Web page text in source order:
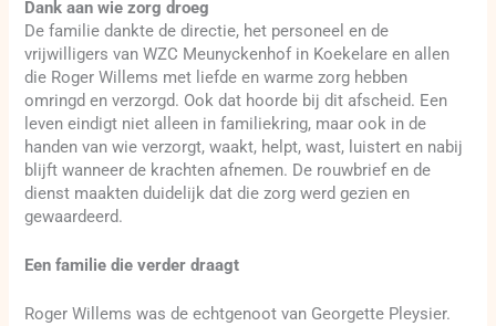
Dank aan wie zorg droeg
De familie dankte de directie, het personeel en de
vrijwilligers van WZC Meunyckenhof in Koekelare en allen
die Roger Willems met liefde en warme zorg hebben
omringd en verzorgd. Ook dat hoorde bij dit afscheid. Een
leven eindigt niet alleen in familiekring, maar ook in de
handen van wie verzorgt, waakt, helpt, wast, luistert en nabij
blijft wanneer de krachten afnemen. De rouwbrief en de
dienst maakten duidelijk dat die zorg werd gezien en
gewaardeerd.
Een familie die verder draagt
Roger Willems was de echtgenoot van Georgette Pleysier.